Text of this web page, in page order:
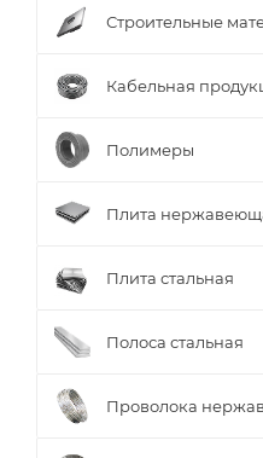
Строительные
Кабельная
Полимеры
Плита
Плита стальная
Полоса стальная
Проволока